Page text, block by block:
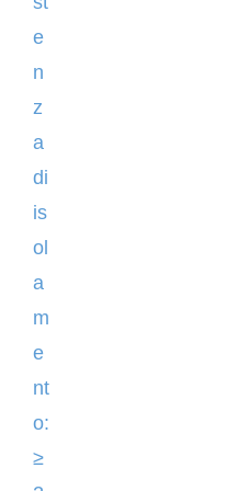
e
n
z
a
di
is
ol
a
m
e
nt
o:
≥